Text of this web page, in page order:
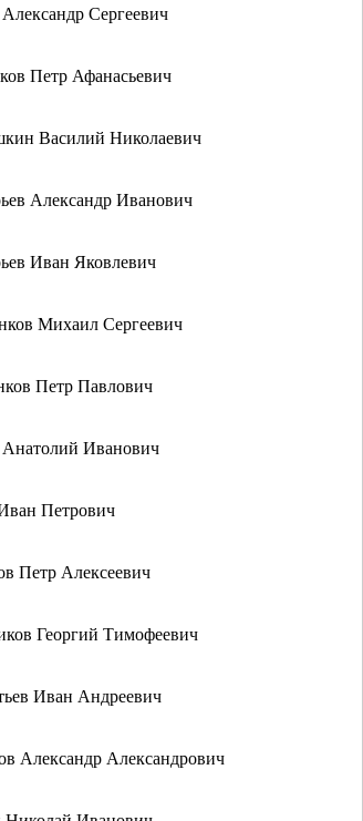
Александр Сергеевич
Петр Афанасьевич
Василий Николаевич
Александр Иванович
Иван Яковлевич
Михаил Сергеевич
Петр Павлович
Анатолий Иванович
Петрович
Петр Алексеевич
Георгий Тимофеевич
Иван Андреевич
Александр Александрович